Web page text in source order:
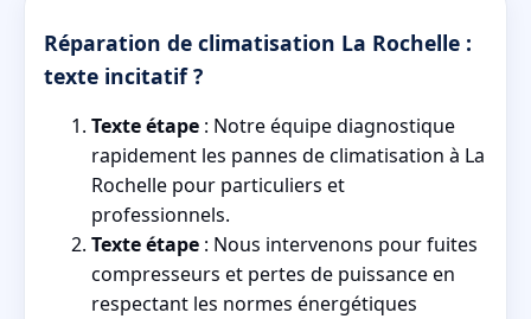
Réparation de climatisation La Rochelle :
texte incitatif ?
Texte étape : Notre équipe diagnostique
rapidement les pannes de climatisation à La
Rochelle pour particuliers et
professionnels.
Texte étape : Nous intervenons pour fuites
compresseurs et pertes de puissance en
respectant les normes énergétiques